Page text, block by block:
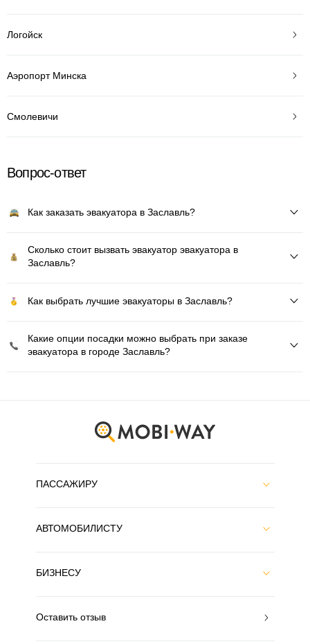
Логойск
Аэропорт Минска
Смолевичи
Вопрос-ответ
Как заказать эвакуатора в Заславль?
Сколько стоит вызвать эвакуатор эвакуатора в
Заславль?
Как выбрать лучшие эвакуаторы в Заславль?
Какие опции посадки можно выбрать при заказе
эвакуатора в городе Заславль?
ПАССАЖИРУ
АВТОМОБИЛИСТУ
БИЗНЕСУ
Оставить отзыв